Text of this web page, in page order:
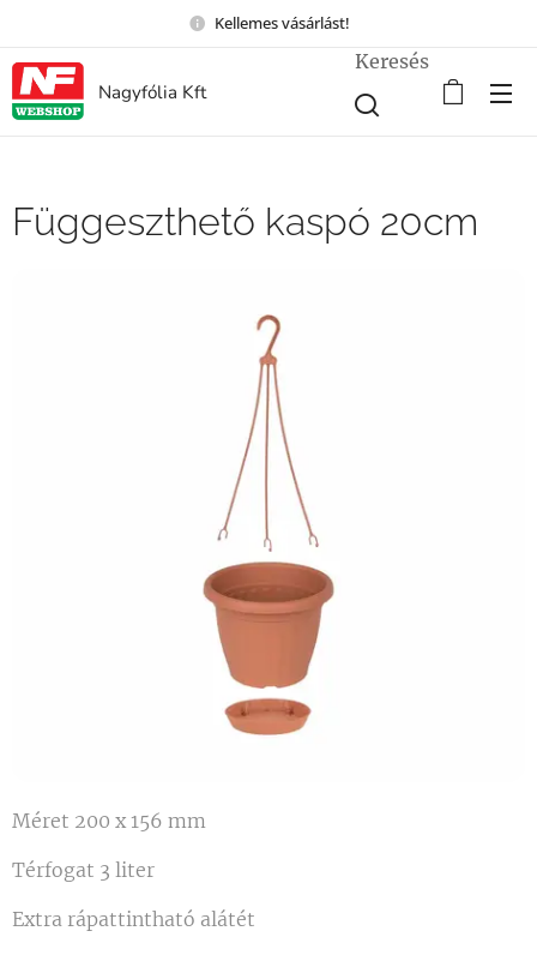
Kellemes vásárlást!
Nagyfólia Kft
Keresés
Függeszthető kaspó 20cm
Méret 200 x 156 mm
Térfogat 3 liter
Extra rápattintható alátét